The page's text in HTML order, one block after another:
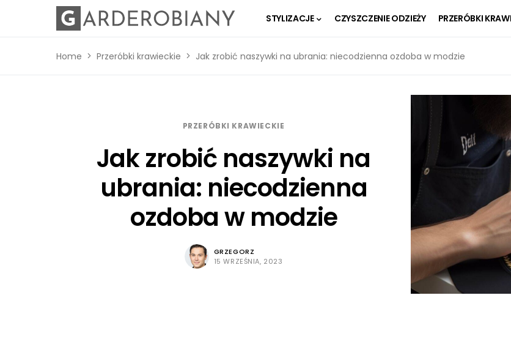
STYLIZACJE CZYSZCZENIE ODZIEŻY PRZERÓBKI
Home Przeróbki krawieckie Jak zrobić naszywki na ubrania: niecodzienna ozdoba w modzie
PRZERÓBKI KRAWIECKIE
Jak zrobić naszywki na
ubrania: niecodzienna
ozdoba w modzie
GRZEGORZ
15 WRZEŚNIA, 2023